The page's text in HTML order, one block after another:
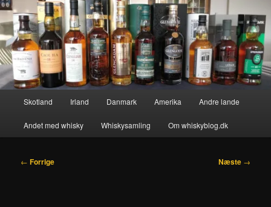
Skotland Irland Danmark Amerika Andre lande
Andet med whisky Whiskysamling Om whiskyblog.dk
Indlægsnavigation
← Forrige Næste →